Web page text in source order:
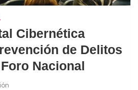
Cibernética
de Delitos
Nacional